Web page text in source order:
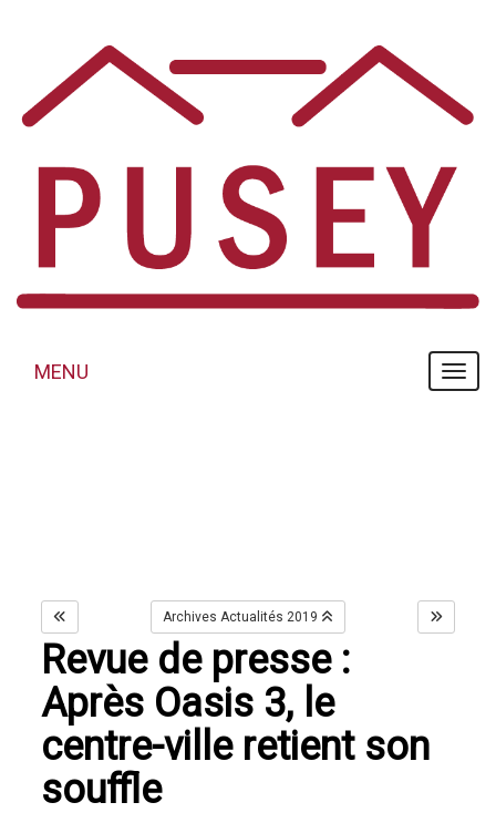
MENU
MENU
Archives Actualités 2019
Revue de presse :
Après Oasis 3, le
centre-ville retient son
souffle